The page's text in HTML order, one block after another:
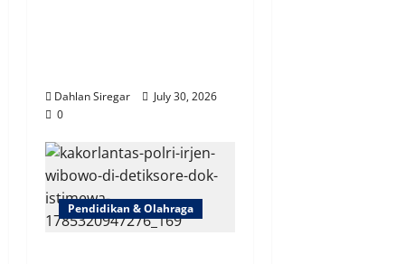
Dahlan Siregar
July 30, 2026
0
Pendidikan & Olahraga